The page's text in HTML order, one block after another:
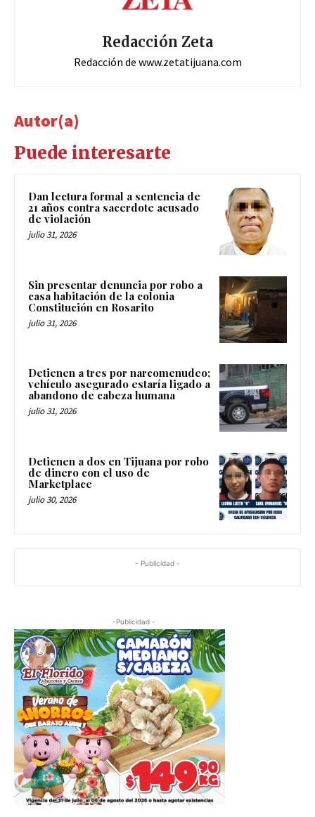
Redacción Zeta
Redacción de www.zetatijuana.com
Autor(a)
Puede interesarte
Dan lectura formal a sentencia de
21 años contra sacerdote acusado
de violación
julio 31, 2026
Sin presentar denuncia por robo a
casa habitación de la colonia
Constitución en Rosarito
julio 31, 2026
Detienen a tres por narcomenudeo;
vehículo asegurado estaría ligado a
abandono de cabeza humana
julio 31, 2026
Detienen a dos en Tijuana por robo
de dinero con el uso de
Marketplace
julio 30, 2026
- Publicidad -
-Publicidad -